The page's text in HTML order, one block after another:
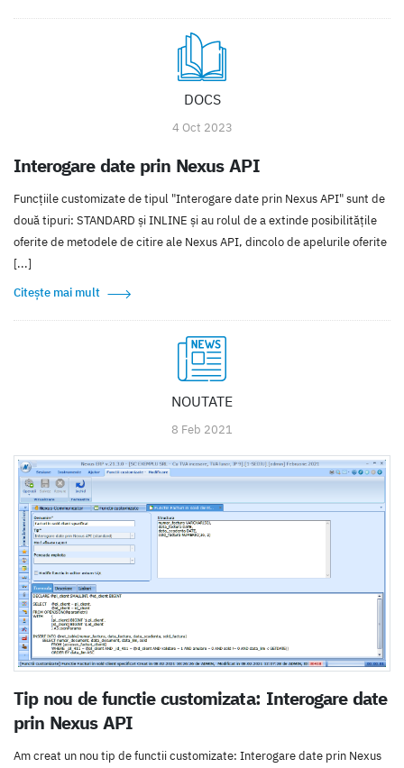
DOCS
4 Oct 2023
Interogare date prin Nexus API
Funcțiile customizate de tipul "Interogare date prin Nexus API" sunt de
două tipuri: STANDARD și INLINE și au rolul de a extinde posibilitățile
oferite de metodele de citire ale Nexus API, dincolo de apelurile oferite
[...]
Citește mai mult
NOUTATE
8 Feb 2021
Tip nou de functie customizata: Interogare date
prin Nexus API
Am creat un nou tip de functii customizate: Interogare date prin Nexus